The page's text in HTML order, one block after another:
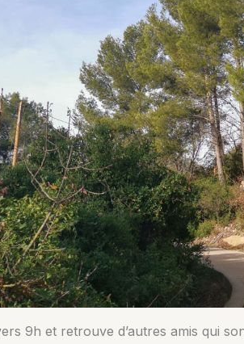
9h et retrouve d’autres amis qui